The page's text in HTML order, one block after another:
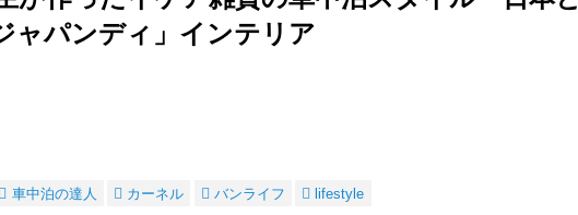
ャパンディ」インテリア
車中泊の達人 カーネル バンライフ lifestyle